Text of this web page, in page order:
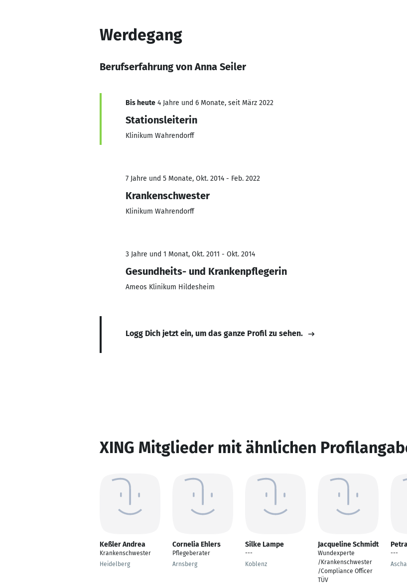
Werdegang
Berufserfahrung von Anna Seiler
Bis heute 4 Jahre und 6 Monate, seit März 2022
Stationsleiterin
Klinikum Wahrendorff
7 Jahre und 5 Monate, Okt. 2014 - Feb. 2022
Krankenschwester
Klinikum Wahrendorff
3 Jahre und 1 Monat, Okt. 2011 - Okt. 2014
Gesundheits- und Krankenpflegerin
Ameos Klinikum Hildesheim
Logg Dich jetzt ein, um das ganze Profil zu sehen.
XING Mitglieder mit ähnlichen
Keßler Andrea
Krankenschwester
Heidelberg
Cornelia Ehlers
Pflegeberater
Arnsberg
Silke Lampe
---
Koblenz
Jacqueline Schmidt
Wundexperte
/Krankenschwester
/Compliance Officer
TÜV
---